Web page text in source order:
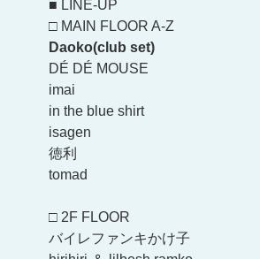
■ LINE-UP
□ MAIN FLOOR A-Z
Daoko(club set)
DÉ DÉ MOUSE
imai
in the blue shirt
isagen
徳利
tomad
□ 2F FLOOR
バイレファンキかけ子